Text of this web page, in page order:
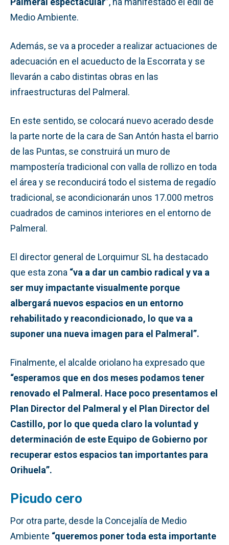
Medio Ambiente.
Además, se va a proceder a realizar actuaciones de
adecuación en el acueducto de la Escorrata y se
llevarán a cabo distintas obras en las
infraestructuras del Palmeral.
En este sentido, se colocará nuevo acerado desde
la parte norte de la cara de San Antón hasta el barrio
de las Puntas, se construirá un muro de
mampostería tradicional con valla de rollizo en toda
el área y se reconducirá todo el sistema de regadío
tradicional, se acondicionarán unos 17.000 metros
cuadrados de caminos interiores en el entorno de
Palmeral.
El director general de Lorquimur SL ha destacado
que esta zona “va a dar un cambio radical y va a
ser muy impactante visualmente porque
albergará nuevos espacios en un entorno
rehabilitado y reacondicionado, lo que va a
suponer una nueva imagen para el Palmeral”.
Finalmente, el alcalde oriolano ha expresado que
“esperamos que en dos meses podamos tener
renovado el Palmeral. Hace poco presentamos el
Plan Director del Palmeral y el Plan Director del
Castillo, por lo que queda claro la voluntad y
determinación de este Equipo de Gobierno por
recuperar estos espacios tan importantes para
Orihuela”.
Picudo cero
Por otra parte, desde la Concejalía de Medio
Ambiente “queremos poner toda esta importante